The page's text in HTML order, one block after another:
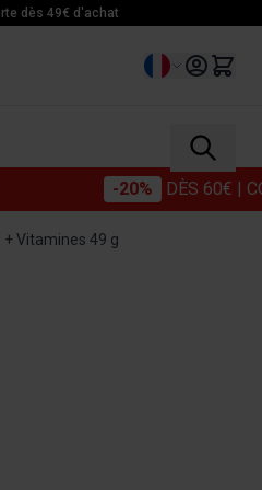
dès 49€ d'achat
Langue
-20% DÈS 60€ |
+ Vitamines 49 g